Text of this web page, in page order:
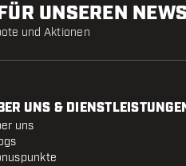
UNSEREN
und Aktionen
UNS &
uns